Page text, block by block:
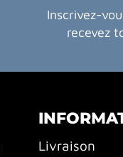
Inscrivez-
recevez
Livraison